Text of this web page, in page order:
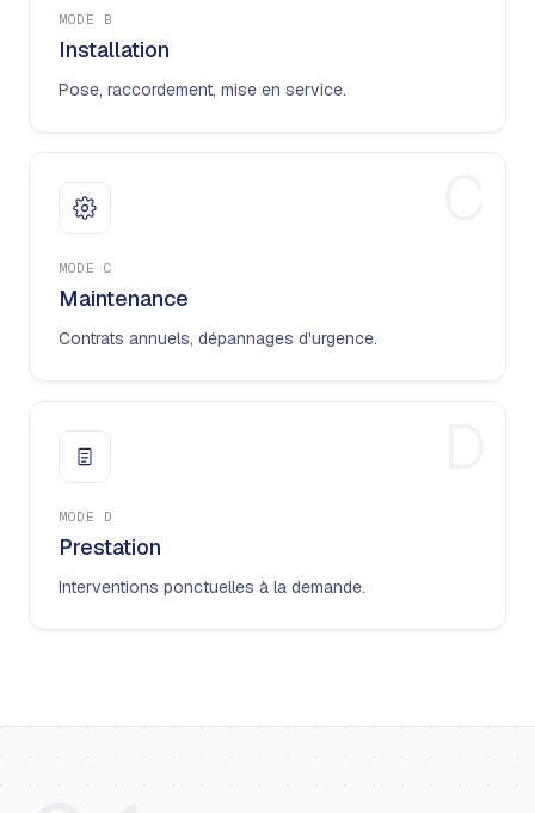
MODE B
Installation
Pose, raccordement, mise en service.
MODE C
Maintenance
Contrats annuels, dépannages d'urgence.
MODE D
Prestation
Interventions ponctuelles à la demande.